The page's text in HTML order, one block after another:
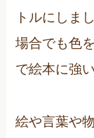
トルにしま
場合でも色
で絵本に強
絵や言葉や